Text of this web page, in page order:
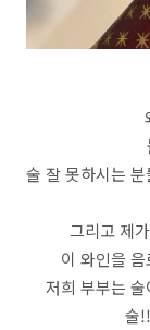
술 잘 못하시는
그리고 제
이 와인을
저희 부부는
술